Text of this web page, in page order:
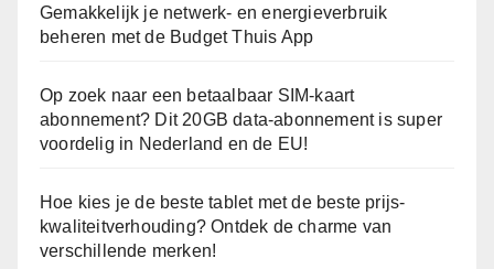
Gemakkelijk je netwerk- en energieverbruik
beheren met de Budget Thuis App
Op zoek naar een betaalbaar SIM-kaart
abonnement? Dit 20GB data-abonnement is super
voordelig in Nederland en de EU!
Hoe kies je de beste tablet met de beste prijs-
kwaliteitverhouding? Ontdek de charme van
verschillende merken!